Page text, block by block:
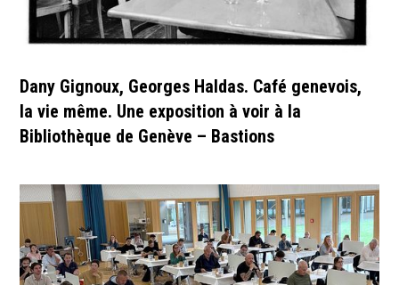
Dany Gignoux, Georges Haldas. Café genevois,
la vie même. Une exposition à voir à la
Bibliothèque de Genève – Bastions